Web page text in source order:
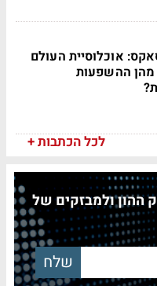
אוכלוסיית העולם
מהן ההשפעות
לכל הכתבות +
ההון ולמבזקים של